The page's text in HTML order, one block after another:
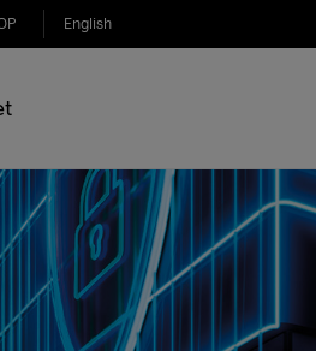
English